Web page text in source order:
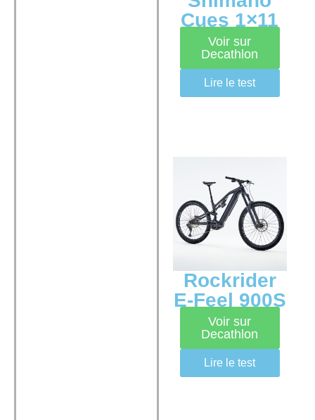
Cues 1×11
Voir sur
Decathlon
Lire le test
Rockrider
E-Feel 900S
Voir sur
Decathlon
Lire le test